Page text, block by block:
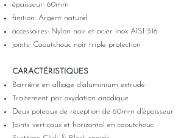
épaisseur: 60mm
finition: Argent naturel
accessoires: Nylon noir et acier inox AISI 316
joints: Caoutchouc noir triple protection
CARACTÉRISTIQUES
Barrière en alliage d'aluminium extrudé
Traitement par oxydation anodique
Deux poteaux de réception de 60mm d'épaisseur
Joints verticaux et horizontal en caoutchouc